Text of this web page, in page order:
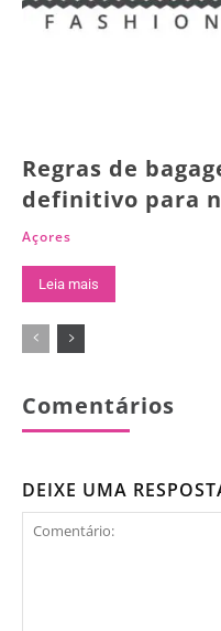
Regras de
definitivo para
Açores
Leia mais
Comentários
DEIXE UMA